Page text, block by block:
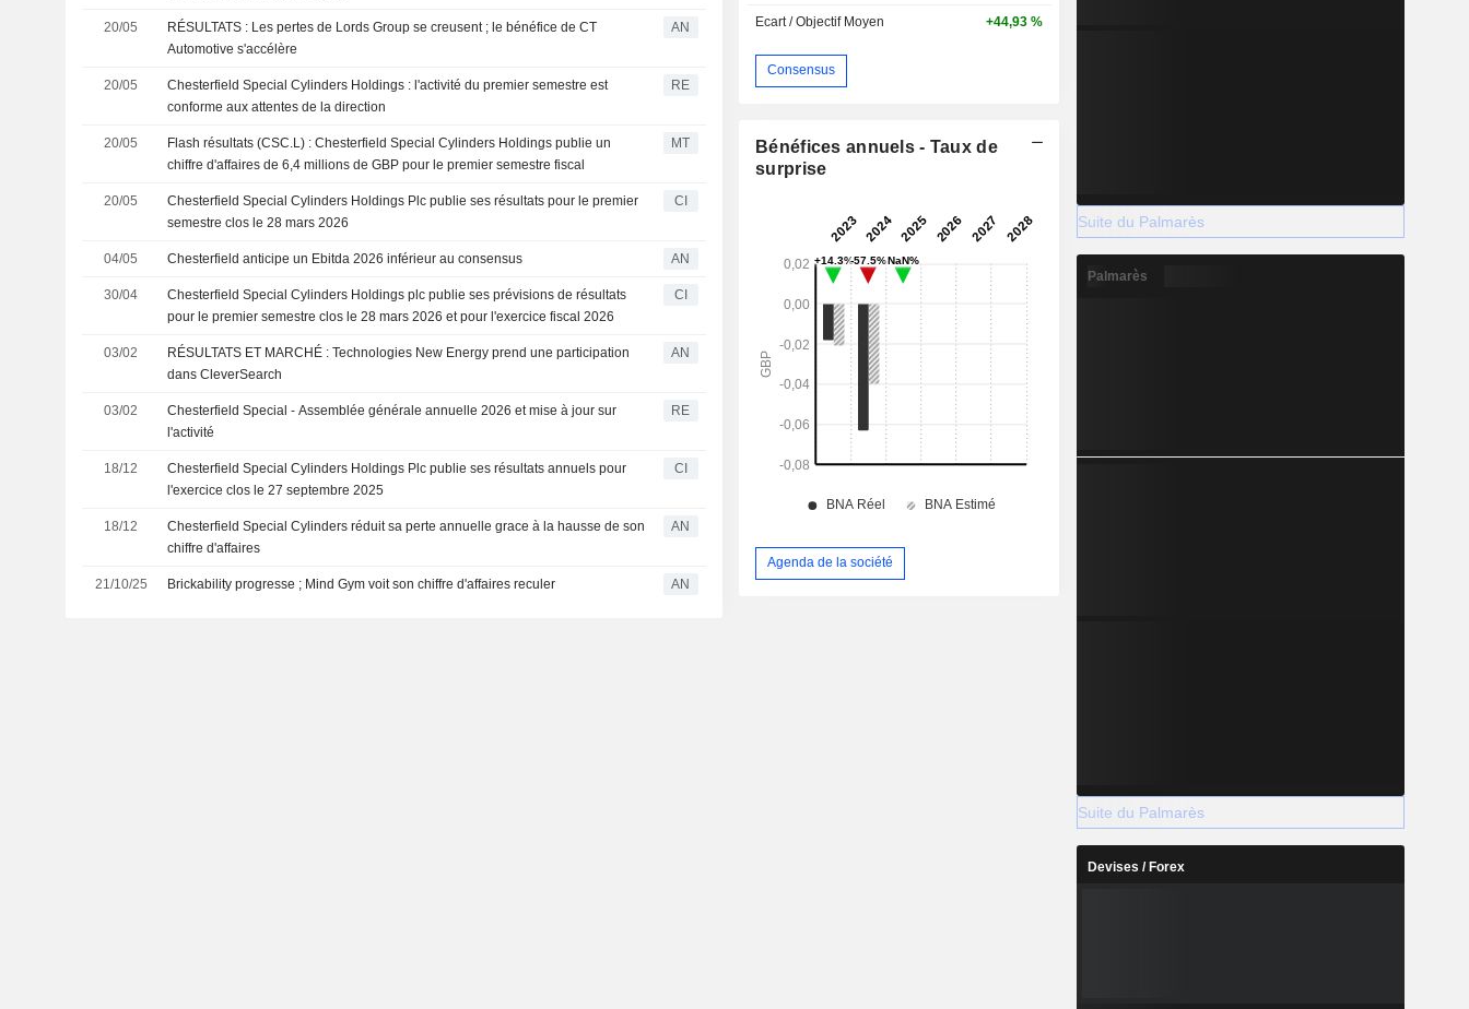
20/05
RÉSULTATS : Les pertes de Lords Group se creusent ; le bénéfice de CT
Automotive s'accélère
AN
20/05
Chesterfield Special Cylinders Holdings : l'activité du premier semestre est
conforme aux attentes de la direction
RE
20/05
Flash résultats (CSC.L) : Chesterfield Special Cylinders Holdings publie un
chiffre d'affaires de 6,4 millions de GBP pour le premier semestre fiscal
MT
20/05
Chesterfield Special Cylinders Holdings Plc publie ses résultats pour le premier
semestre clos le 28 mars 2026
CI
04/05 Chesterfield anticipe un Ebitda 2026 inférieur au consensus AN
30/04
Chesterfield Special Cylinders Holdings plc publie ses prévisions de résultats
pour le premier semestre clos le 28 mars 2026 et pour l'exercice fiscal 2026
CI
03/02
RÉSULTATS ET MARCHÉ : Technologies New Energy prend une participation
dans CleverSearch
AN
03/02
Chesterfield Special - Assemblée générale annuelle 2026 et mise à jour sur
l'activité
RE
18/12
Chesterfield Special Cylinders Holdings Plc publie ses résultats annuels pour
l'exercice clos le 27 septembre 2025
CI
18/12
Chesterfield Special Cylinders réduit sa perte annuelle grace à la hausse de son
chiffre d'affaires
AN
21/10/25 Brickability progresse ; Mind Gym voit son chiffre d'affaires reculer AN
Ecart / Objectif Moyen +44,93 %
Consensus
Bénéfices annuels - Taux de
surprise
Agenda de la société
Suite du Palmarès
Palmarès
Suite du Palmarès
Devises / Forex